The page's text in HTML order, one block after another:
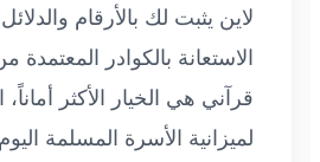
لاين يثبت لك بالأرقام
الاستعانة بالكوادر المعتمدة
قرآني هي الخيار الأكثر أماناً،
لميزانية الأسرة المسلمة